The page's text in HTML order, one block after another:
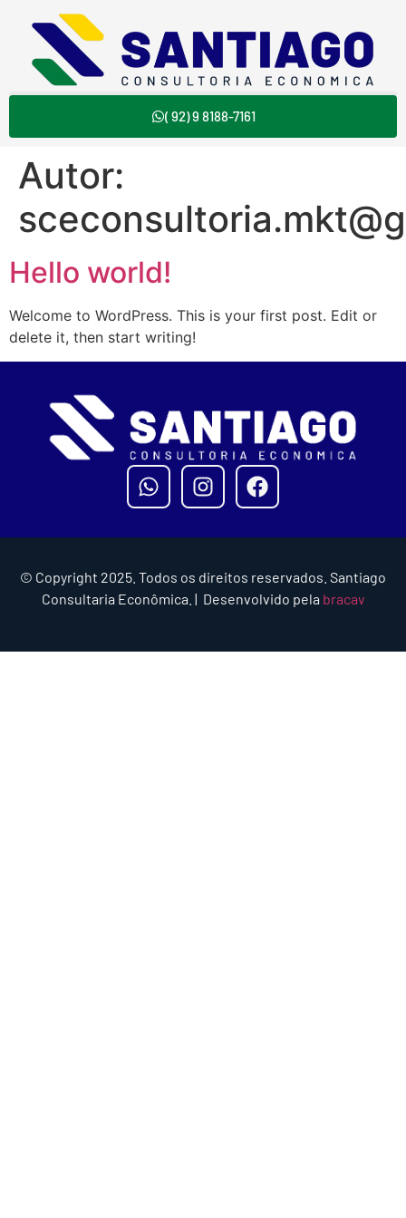
( 92) 9 8188-7161
Autor:
Hello world!
Welcome to WordPress. This is your first post. Edit or
delete it, then start writing!
© Copyright 2025. Todos os direitos reservados. Santiago
Consultaria Econômica. | Desenvolvido pela bracav